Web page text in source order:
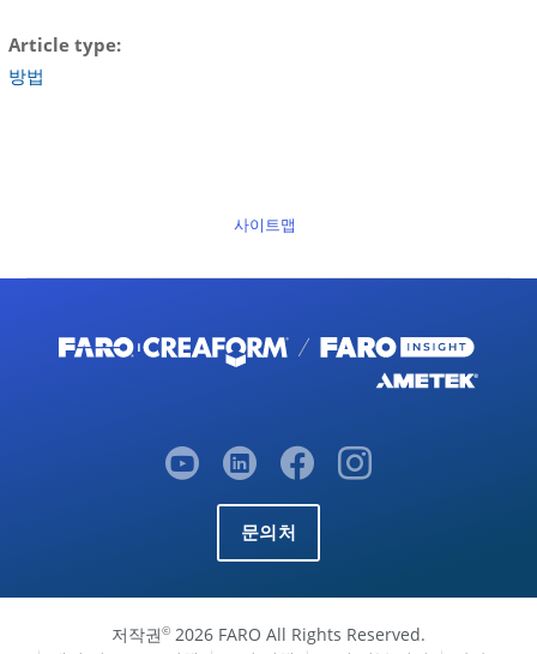
Article type
방법
사이트맵
문의처
저작권© 2026 FARO All Rights Reserved.